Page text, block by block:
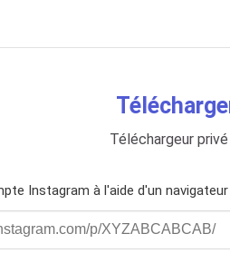
Téléchargeur
Instagram à l'aide d'un